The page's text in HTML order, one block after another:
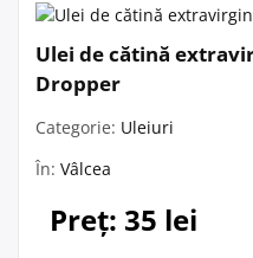
Ulei de cătină
Dropper
Categorie: Uleiuri
În: Vâlcea
Preț: 35 lei